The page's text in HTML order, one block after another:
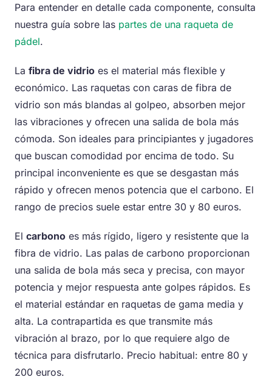
Para entender en detalle cada componente, consulta
nuestra guía sobre las partes de una raqueta de
pádel.
La fibra de vidrio es el material más flexible y
económico. Las raquetas con caras de fibra de
vidrio son más blandas al golpeo, absorben mejor
las vibraciones y ofrecen una salida de bola más
cómoda. Son ideales para principiantes y jugadores
que buscan comodidad por encima de todo. Su
principal inconveniente es que se desgastan más
rápido y ofrecen menos potencia que el carbono. El
rango de precios suele estar entre 30 y 80 euros.
El carbono es más rígido, ligero y resistente que la
fibra de vidrio. Las palas de carbono proporcionan
una salida de bola más seca y precisa, con mayor
potencia y mejor respuesta ante golpes rápidos. Es
el material estándar en raquetas de gama media y
alta. La contrapartida es que transmite más
vibración al brazo, por lo que requiere algo de
técnica para disfrutarlo. Precio habitual: entre 80 y
200 euros.